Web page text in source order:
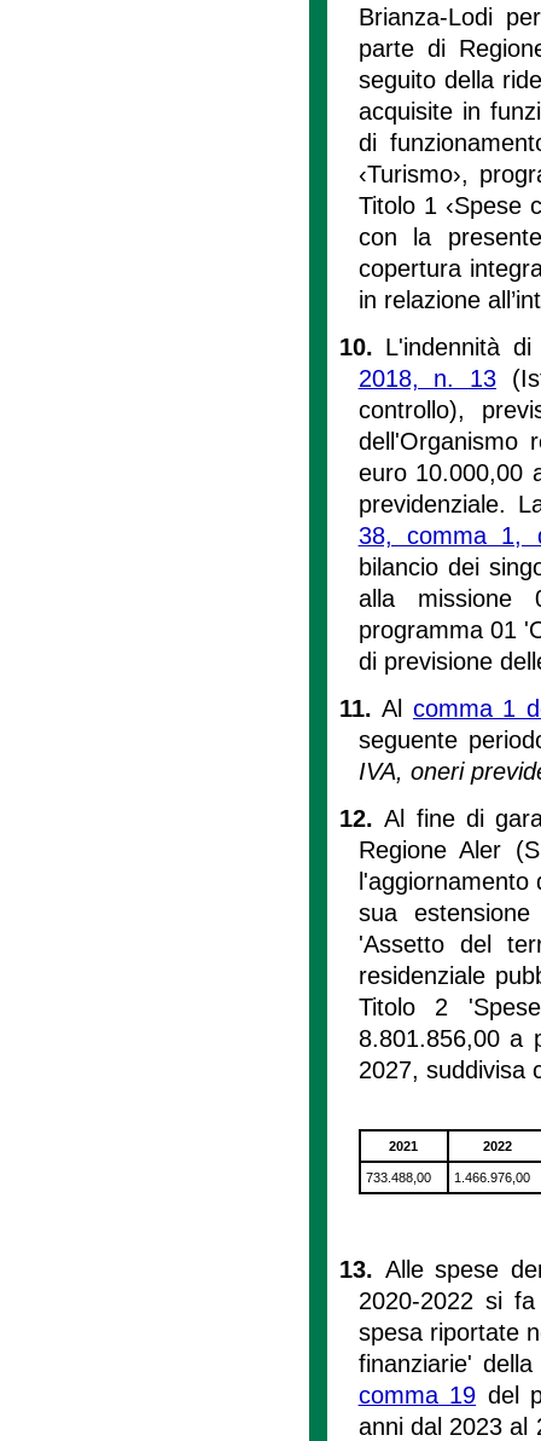
Brianza-Lodi
parte di
seguito della
acquisite in
di
‹Turismo›,
Titolo 1 ‹Spese
con la
copertura
in relazione
10. L'indennità
2018, n. 13
controllo),
dell'Organismo
euro 10.000,00
previdenziale.
38, comma 1,
bilancio dei
alla missione
programma 01
di previsione
11.Al comma 1
seguente
IVA, oneri
12.Al fine di
Regione Aler
sua
'Assetto del
residenziale
Titolo 2
8.801.856,00 a
2027, suddivisa
2021 2022
733.488,00 1.466.976,00
13. Alle spese
2020-2022 si
spesa riportate
finanziarie'
comma 19 del
anni dal 2023 al